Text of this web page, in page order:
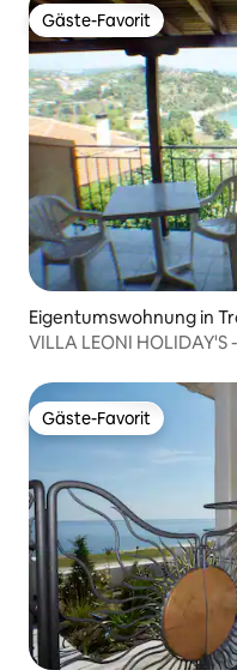
Gäste-Favorit
Gäste-Favorit
Eigentumswohnung in
VILLA LEONI HOLIDAY'S
Gäste-Favorit
Gäste-Favorit